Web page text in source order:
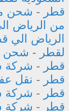
قطر - شحن
من الرياض
الرياض الي
لقطر - شحن
قطر - شركة
قطر - نقل
قطر - شركة
قطر - شركة